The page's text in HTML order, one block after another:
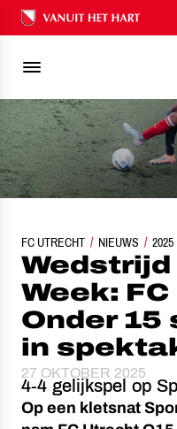
Ons nalatenschap
FC UTRECHT NIEUWS 2025
WEDSTRIJD VAN DE WEEK:
Wedstrijd
Week:
Onder 15
in
27 OKTOBER 2025
4-4 gelijkspel op
Op een kletsnat